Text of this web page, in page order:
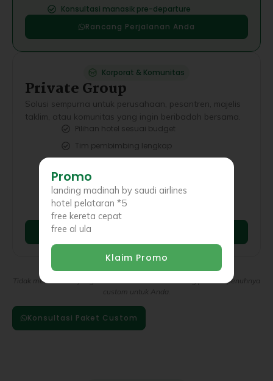
Konsultasi manasik pre-departure
Rancang Perjalanan Anda
Korporat & Komunitas
Private Group
Solusi sempurna untuk perusahaan, pesantren, majelis
taklim, atau komunitas yang ingin beribadah bersama.
Pilihan hotel sesuai budget
Tim pembimbing lengkap
Custom branding rombongan
Laporan perjalanan detail
Harga kompetitif untuk grup
Rancang Perjalanan Anda
Tidak menemukan yang sesuai? Kami bisa merancang paket
sepenuhnya
custom untuk Anda.
Konsultasi Paket Custom
Promo
landing madinah by saudi airlines
hotel pelataran *5
free kereta cepat
free al ula
Klaim Promo